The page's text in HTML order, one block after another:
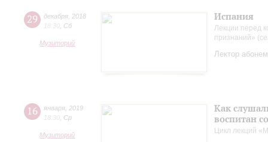
29 декабря 2018
18:30 Сб
Музиторий
Испания
Лекции перед
признаний»
Лектор
16 января 2019
18:30 Ср
Музиторий
Как
воспитан
Цикл лекций